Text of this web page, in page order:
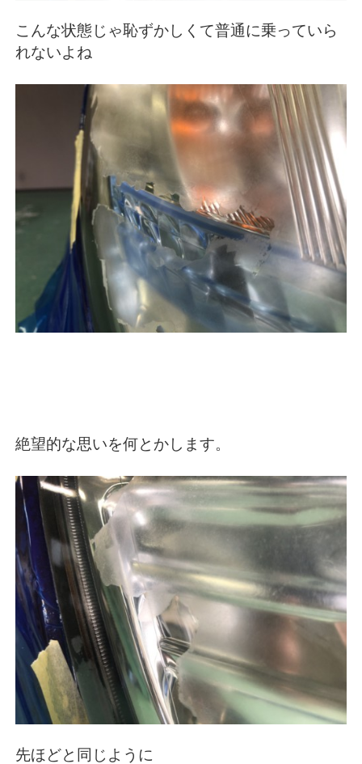
こんな状態じゃ恥ずかしくて普通に乗っていら
れないよね
絶望的な思いを何とかします。
先ほどと同じように